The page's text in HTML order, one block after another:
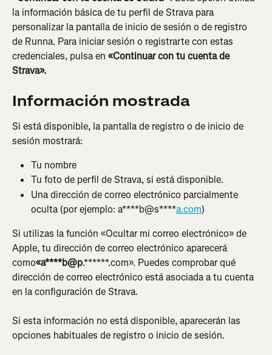
la información básica de tu perfil de Strava para
personalizar la pantalla de inicio de sesión o de registro
de Runna. Para iniciar sesión o registrarte con estas
credenciales, pulsa en «Continuar con tu cuenta de
Strava».
Información mostrada
Si está disponible, la pantalla de registro o de inicio de
sesión mostrará:
Tu nombre
Tu foto de perfil de Strava, si está disponible.
Una dirección de correo electrónico parcialmente
oculta (por ejemplo: a****b@s****a.com)
Si utilizas la función «Ocultar mi correo electrónico» de
Apple, tu dirección de correo electrónico aparecerá
como«a****b@p.******.com». Puedes comprobar qué
dirección de correo electrónico está asociada a tu cuenta
en la configuración de Strava.
Si esta información no está disponible, aparecerán las
opciones habituales de registro o inicio de sesión.